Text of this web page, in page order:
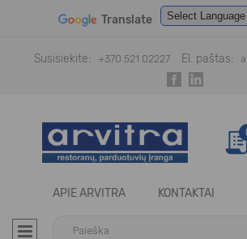
Translate
Susisiekite:
+370 521 02227 El. paštas:
APIE ARVITRA KONTAKTAI